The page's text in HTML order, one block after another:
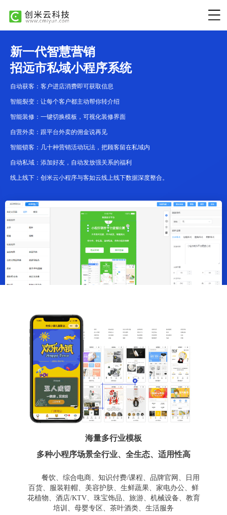
新一代智慧营销
招远市私域小程序系统
自动获客：客户进店消费即可获取信息
智能裂变：让每个客户都主动帮你转介绍
智能装修：一键切换模板，可视化装修界面
自营外卖：跟平台外卖的佣金说再见
智能锁客：几十种营销活动玩法，把顾客留在私域内
自动私域：添加好友，自动发放强关系的福利
线上线下：创米云小程序与客如云线上线下数据深度整合。
海量多行业模板
多种小程序场景全行业、全生态、适用性高
餐饮、综合电商、知识付费/课程、品牌官网、日用
百货、服装鞋帽、美容护肤、生鲜蔬果、家电办公、鲜
花植物、酒店/KTV、珠宝饰品、旅游、机械设备、教育
培训、母婴专区、茶叶酒类、生活服务